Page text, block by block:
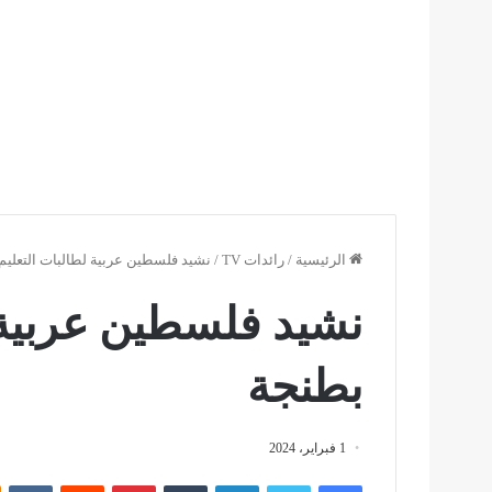
الرئيسية / رائدات TV / نشيد فلسطين عربية لطالبات
نشيد فلسطين عربية
بطنجة
1 فبراير، 2024
فيسبوك تويتر لينكدإن بينتيريست